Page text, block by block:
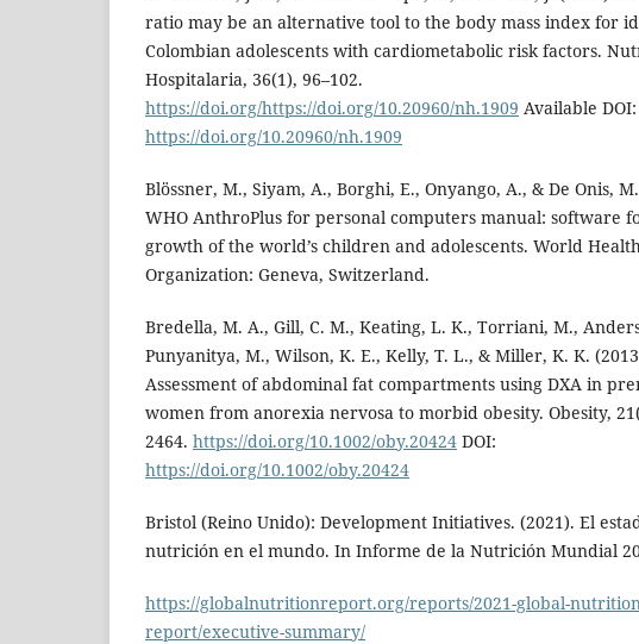
ratio may be an alternative tool to the body mass index for
Colombian adolescents with cardiometabolic risk factors.
Hospitalaria, 36(1), 96–102.
https://doi.org/https://doi.org/10.20960/nh.1909 Available DOI:
https://doi.org/10.20960/nh.1909
Blössner, M., Siyam, A., Borghi, E., Onyango, A., & De Onis,
WHO AnthroPlus for personal computers manual: software
growth of the world’s children and adolescents. World Health
Organization: Geneva, Switzerland.
Bredella, M. A., Gill, C. M., Keating, L. K., Torriani, M.,
Punyanitya, M., Wilson, K. E., Kelly, T. L., & Miller, K. K.
Assessment of abdominal fat compartments using DXA in
women from anorexia nervosa to morbid obesity. Obesity,
2464. https://doi.org/10.1002/oby.20424 DOI:
https://doi.org/10.1002/oby.20424
Bristol (Reino Unido): Development Initiatives. (2021). El
nutrición en el mundo. In Informe de la Nutrición Mundial
https://globalnutritionreport.org/reports/2021-global-
report/executive-summary/